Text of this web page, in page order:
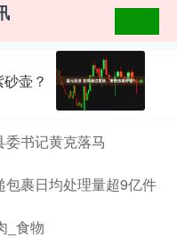
壶？
书记黄克落马
裹日均处理量超9亿件
_食物